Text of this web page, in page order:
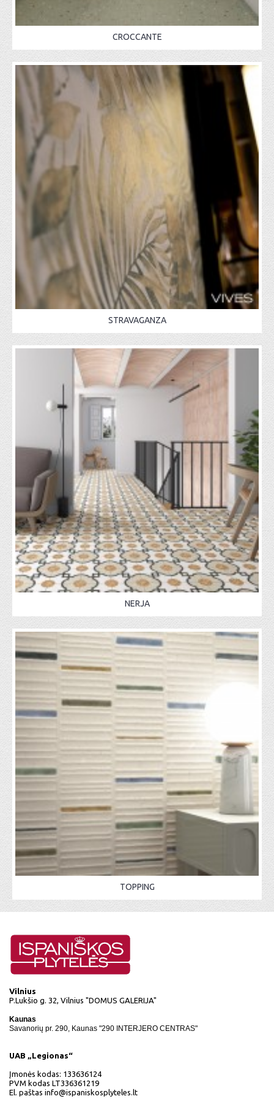
CROCCANTE
STRAVAGANZA
NERJA
TOPPING
Vilnius
P.Lukšio g. 32, Vilnius "DOMUS GALERIJA"
Kaunas
Savanorių pr. 290, Kaunas "290 INTERJERO CENTRAS"
UAB „Legionas“
Įmonės kodas: 133636124
PVM kodas LT336361219
El. paštas info@ispaniskosplyteles.lt